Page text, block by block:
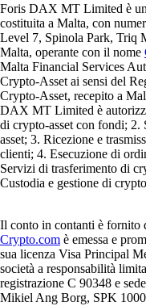
Foris DAX MT Limited è
costituita a Malta, con
Level 7, Spinola Park, Triq
Malta, operante con il nome
Malta Financial Services
Crypto-Asset ai sensi del
Crypto-Asset, recepito a
DAX MT Limited è
di crypto-asset con fondi; 2.
asset; 3. Ricezione e
clienti; 4. Esecuzione di
Servizi di trasferimento di
Custodia e gestione di
Il conto in contanti è fornito
Crypto.com è emessa e
sua licenza Visa Principal
società a responsabilità
registrazione C 90348 e
Mikiel Ang Borg, SPK